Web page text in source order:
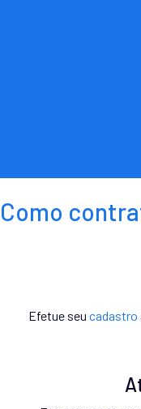
Como
Efetue seu cadastro